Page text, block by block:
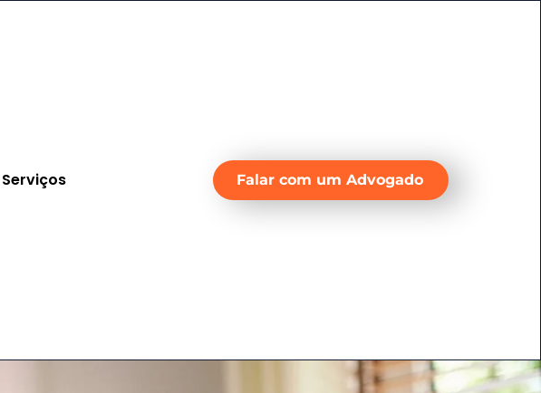
Serviços Falar com um Advogado